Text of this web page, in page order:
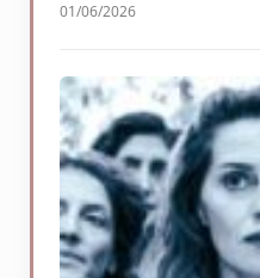
01/06/2026